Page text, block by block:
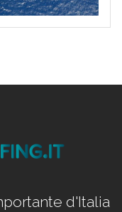
d'Italia